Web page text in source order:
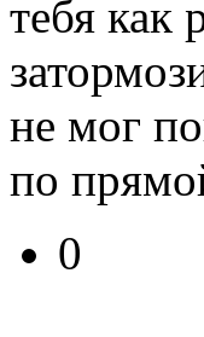
тебя как
не мог
по
0